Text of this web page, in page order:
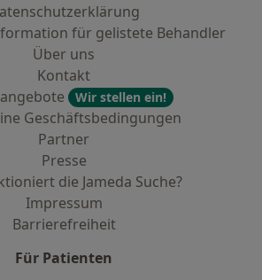
für gelistete Behandler
Über uns
Kontakt
Wir stellen ein!
Geschäftsbedingungen
Partner
Presse
die Jameda Suche?
Impressum
Barrierefreiheit
Für Patienten